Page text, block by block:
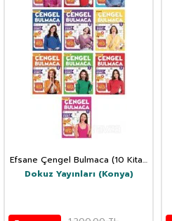
Efsane Çengel Bulmaca (10 Kitap
Takım)
Dokuz Yayınları (Konya)